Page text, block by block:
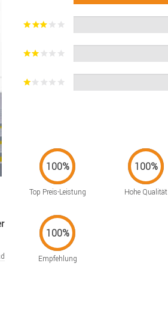
Top Preis-Leistung Hohe Qualität
Empfehlung